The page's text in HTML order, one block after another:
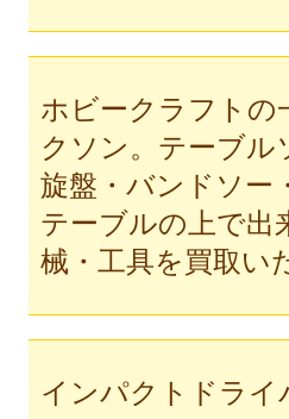
ホビークラフトの
クソン。テーブル
旋盤・バンドソー
テーブルの上で出
械・工具を買取い
インパクトドラ